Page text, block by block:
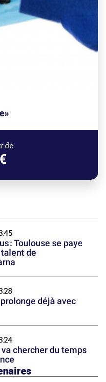
de
: Toulouse se paye
de
déjà avec
chercher du temps